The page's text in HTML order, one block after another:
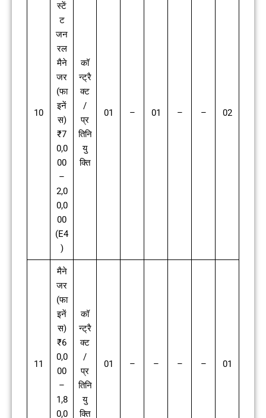
10
स्टें
ट
जन
रल
मैने
जर
(फा
इनें
स)
₹7
0,0
00
–
2,0
0,0
00
(E4
)
कॉ
न्ट्रै
क्ट
/
प्र
तिनि
यु
क्ति
01 – 01 – – 02
11
मैने
जर
(फा
इनें
स)
₹6
0,0
00
–
1,8
0,0
कॉ
न्ट्रै
क्ट
/
प्र
तिनि
यु
क्ति
01 – – – – 01